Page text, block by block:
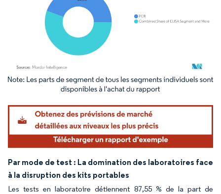
Image © Mordor Intelligence. La réutilisation nécessite une attribution sous CC BY
Par mode de test : La domination des laboratoires face
à la disruption des kits portables
Les tests en laboratoire détiennent 87,55 % de la part de